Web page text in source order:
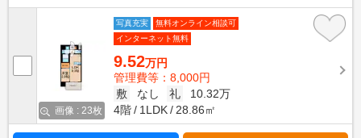
画像 : 23枚
写真充実
無料オンライン相談可
インターネット無料
9.52万円
管理費等：8,000円
敷
なし 礼
10.32万
4階
1LDK 28.86㎡